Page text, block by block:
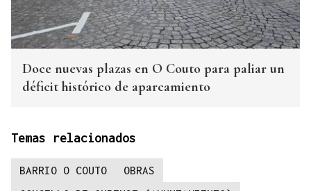
Doce nuevas plazas en O Couto para paliar un
déficit histórico de aparcamiento
Temas relacionados
BARRIO O COUTO
OBRAS